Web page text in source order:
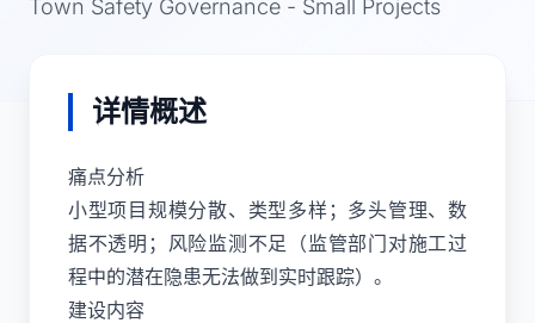
Town Safety Governance - Small Projects
详情概述
痛点分析
小型项目规模分散、类型多样；多头管理、数
据不透明；风险监测不足（监管部门对施工过
程中的潜在隐患无法做到实时跟踪）。
建设内容